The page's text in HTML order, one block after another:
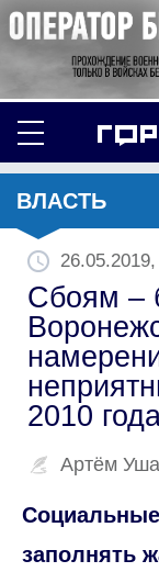
ВЛАСТЬ
Сбоям –
2010
Артём
заполнять